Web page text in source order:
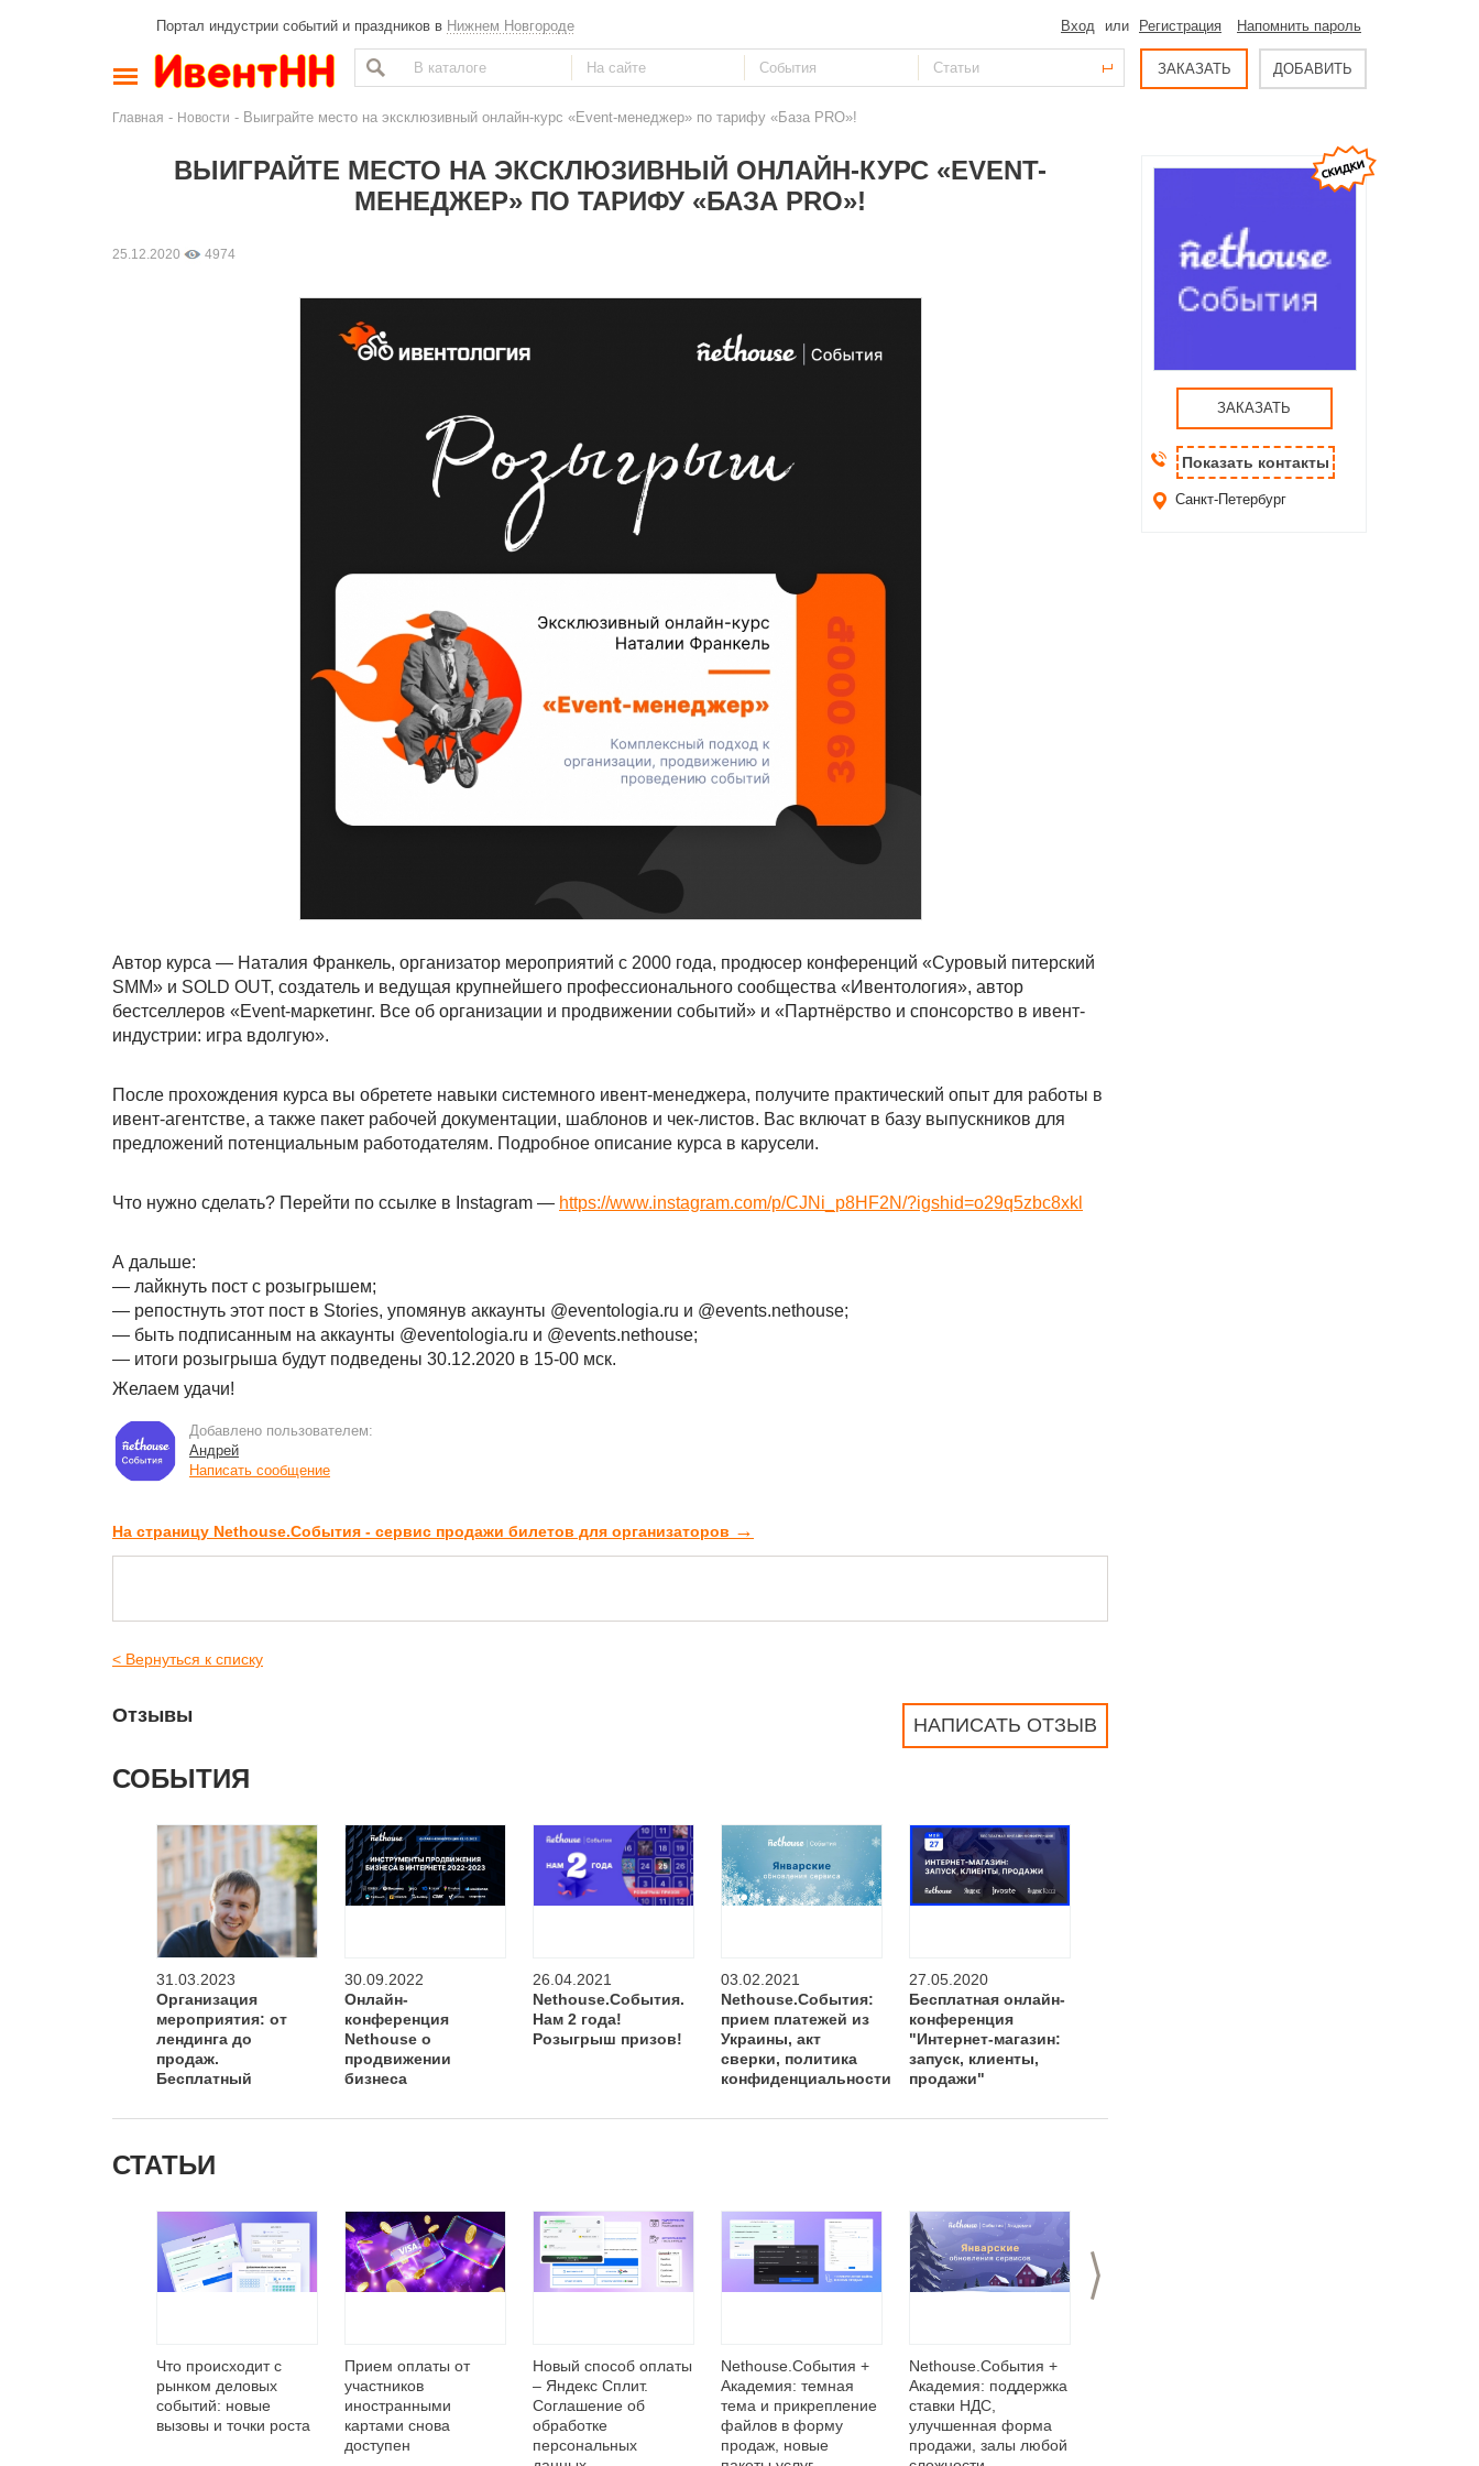
Портал индустрии событий и праздников в Нижнем Новгороде Вход или Регистрация Напомнить пароль
ЗАКАЗАТЬ ДОБАВИТЬ
Главная - Новости - Выиграйте место на эксклюзивный онлайн-курс «Event-менеджер» по тарифу «База PRO»!
ВЫИГРАЙТЕ МЕСТО НА ЭКСКЛЮЗИВНЫЙ ОНЛАЙН-КУРС «EVENT-
МЕНЕДЖЕР» ПО ТАРИФУ «БАЗА PRO»!
25.12.2020 4974
Автор курса — Наталия Франкель, организатор мероприятий с 2000 года, продюсер конференций «Суровый питерский
SMM» и SOLD OUT, создатель и ведущая крупнейшего профессионального сообщества «Ивентология», автор
бестселлеров «Event-маркетинг. Все об организации и продвижении событий» и «Партнёрство и спонсорство в ивент-
индустрии: игра вдолгую».
После прохождения курса вы обретете навыки системного ивент-менеджера, получите практический опыт для работы в
ивент-агентстве, а также пакет рабочей документации, шаблонов и чек-листов. Вас включат в базу выпускников для
предложений потенциальным работодателям. Подробное описание курса в карусели.
Что нужно сделать? Перейти по ссылке в Instagram — https://www.instagram.com/p/CJNi_p8HF2N/?igshid=o29q5zbc8xkl
А дальше:
— лайкнуть пост с розыгрышем;
— репостнуть этот пост в Stories, упомянув аккаунты @eventologia.ru и @events.nethouse;
— быть подписанным на аккаунты @eventologia.ru и @events.nethouse;
— итоги розыгрыша будут подведены 30.12.2020 в 15-00 мск.
Желаем удачи!
Добавлено пользователем:
Андрей
Написать сообщение
На страницу Nethouse.События - сервис продажи билетов для организаторов →
< Вернуться к списку
НАПИСАТЬ ОТЗЫВ
Отзывы
СОБЫТИЯ
31.03.2023
Организация
мероприятия: от
лендинга до
продаж.
Бесплатный
30.09.2022
Онлайн-
конференция
Nethouse о
продвижении
бизнеса
26.04.2021
Nethouse.События.
Нам 2 года!
Розыгрыш призов!
03.02.2021
Nethouse.События:
прием платежей из
Украины, акт
сверки, политика
конфиденциальности
27.05.2020
Бесплатная онлайн-
конференция
"Интернет-магазин:
запуск, клиенты,
продажи"
СТАТЬИ
>
Что происходит с
рынком деловых
событий: новые
вызовы и точки роста
Прием оплаты от
участников
иностранными
картами снова
доступен
Новый способ оплаты
– Яндекс Сплит.
Соглашение об
обработке
персональных
Nethouse.События +
Академия: темная
тема и прикрепление
файлов в форму
продаж, новые
Nethouse.События +
Академия: поддержка
ставки НДС,
улучшенная форма
продажи, залы любой
ЗАКАЗАТЬ
Показать контакты
Санкт-Петербург